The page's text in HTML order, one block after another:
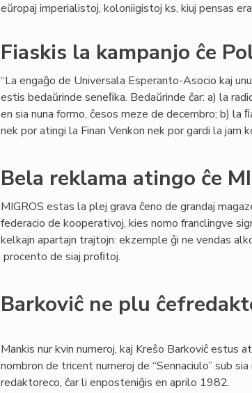
eŭropaj imperialistoj, koloniigistoj ks, kiuj pensas
Fiaskis la kampanjo ĉe
“La engaĝo de Universala Esperanto-Asocio kaj
estis bedaŭrinde seneﬁka. Bedaŭrinde ĉar: a) la
en sia nuna formo, ĉesos meze de decembro; b) la
nek por atingi la Finan Venkon nek por gardi la jam
Bela reklama atingo ĉe
MIGROS estas la plej grava ĉeno de grandaj
federacio de kooperativoj, kies nomo franclingve
kelkajn apartajn trajtojn: ekzemple ĝi ne vendas
procento de siaj proﬁtoj.
Barkoviĉ ne plu
Mankis nur kvin numeroj, kaj Kreŝo Barkoviĉ estus
nombron de tricent numeroj de “Sennaciulo” sub
redaktoreco, ĉar li enposteniĝis en aprilo 1982.